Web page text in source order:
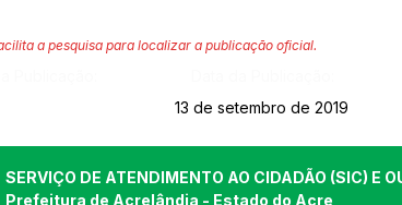
a pesquisa para localizar a publicação oficial.
13 de setembro de 2019
SERVIÇO DE ATENDIMENTO AO CIDADÃO (SIC) E
Prefeitura de Acrelândia - Estado do Acre